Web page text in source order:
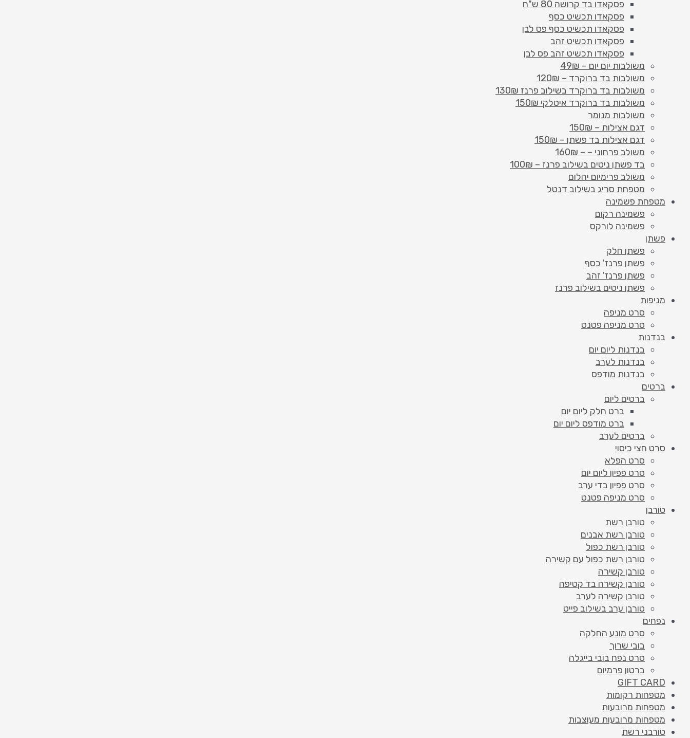
פסקאדו בד קרושה 80 ש"ח
פסקאדו תכשיט כסף
פסקאדו תכשיט כסף פס לבן
פסקאדו תכשיט זהב
פסקאדו תכשיט זהב פס לבן
משולבות יום יום – 49₪
משולבות בד ברוקרד – 120₪
משולבות בד ברוקרד בשילוב פרנז 130₪
משולבות בד ברוקרד איטלקי 150₪
משולבות מנומר
דגם אצילות – 150₪
דגם אצילות בד פשתן – 150₪
משולב פרחוני – – 160₪
בד פשתן ניטים בשילוב פרנז – 100₪
משולב פרימיום יהלום
מטפחת סריג בשילוב דנטל
מטפחת פשמינה
פשמינה רקום
פשמינה לורקס
פשתן
פשתן חלק
פשתן פרנז' כסף
פשתן פרנז' זהב
פשתן ניטים בשילוב פרנז
מניפות
סרט מניפה
סרט מניפה פטנט
בנדנות
בנדנות ליום יום
בנדנות לערב
בנדנות מודפס
ברטים
ברטים ליום
ברט חלק ליום יום
ברט מודפס ליום יום
ברטים לערב
סרט חצי כיסוי
סרט הפלא
סרט פפיון ליום יום
סרט פפיון בדי ערב
סרט מניפה פטנט
טורבן
טורבן רשת
טורבן רשת אבנים
טורבן רשת כפול
טורבן רשת כפול עם קשירה
טורבן קשירה
טורבן קשירה בד קטיפה
טורבן קשירה לערב
טורבן ערב בשילוב פייט
נפחים
סרט מונע החלקה
בובי שרוך
סרט נפח בובי בייגלה
ברטון פרמיום
GIFT CARD
מטפחות רקומות
מטפחות מרובעות
מטפחות מרובעות מעוצבות
טורבני רשת